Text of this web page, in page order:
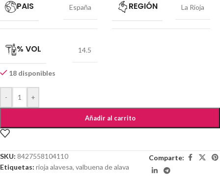
PAIS España REGIÓN La Rioja
% VOL 14.5
18 disponibles
- +
Añadir al carrito
SKU: 8427558104110
Etiquetas: rioja alavesa, valbuena de alava
Comparte: